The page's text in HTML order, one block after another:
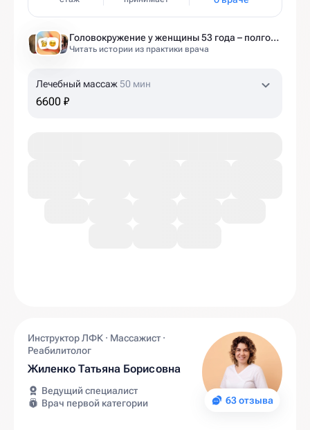
Головокружение у женщины 53 года – полгода без диагноза и 6 занятий до результата
Читать истории из практики врача
Лечебный массаж 50 мин
6600 ₽
63 отзыва
Инструктор ЛФК · Массажист ·
Реабилитолог
Жиленко Татьяна Борисовна
Ведущий специалист
Врач первой категории